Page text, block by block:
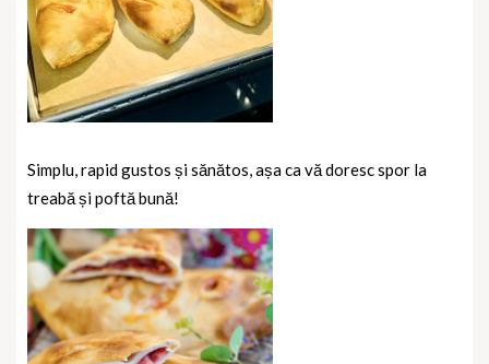
Simplu, rapid gustos și sănătos, așa ca vă doresc spor la
treabă și poftă bună!